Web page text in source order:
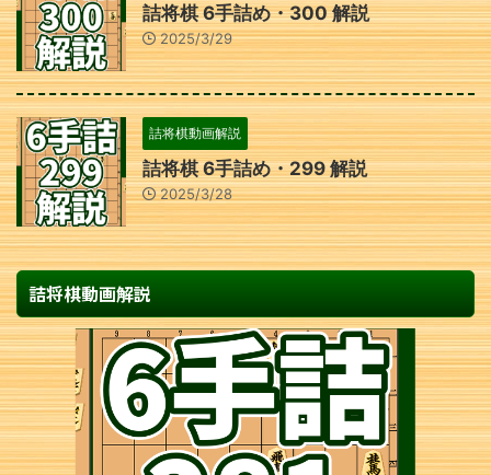
詰将棋 6手詰め・300 解説
2025/3/29
詰将棋動画解説
詰将棋 6手詰め・299 解説
2025/3/28
詰将棋動画解説